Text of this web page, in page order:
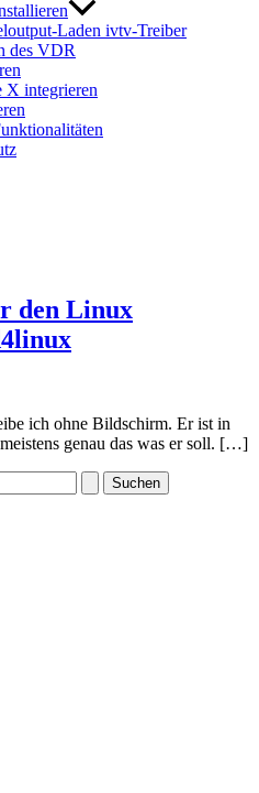
Laden ivtv-Treiber
des VDR
X integrieren
den Linux
ich ohne Bildschirm. Er ist in
genau das was er soll. […]